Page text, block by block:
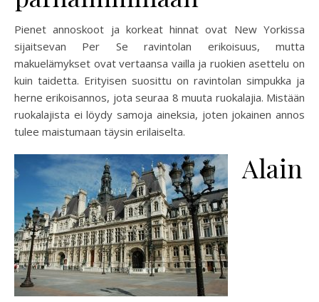
Pienet annoskoot ja korkeat hinnat ovat New Yorkissa
sijaitsevan Per Se ravintolan erikoisuus, mutta
makuelämykset ovat vertaansa vailla ja ruokien asettelu on
kuin taidetta. Erityisen suosittu on ravintolan simpukka ja
herne erikoisannos, jota seuraa 8 muuta ruokalajia. Mistään
ruokalajista ei löydy samoja aineksia, joten jokainen annos
tulee maistumaan täysin erilaiselta.
Alain